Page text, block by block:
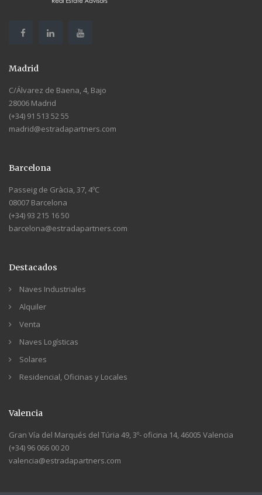
Madrid
C/Álvarez de Baena, 4, Bajo
28006 Madrid
(+34) 91 513 52 55
madrid@estradapartners.com
Barcelona
Passeig de Gràcia, 37, 4ºC
08007 Barcelona
(+34) 93 215 16 50
barcelona@estradapartners.com
Destacados
Naves Industriales
Alquiler
Venta
Naves Logísticas
Solares
Residencial, Oficinas y Locales
Valencia
Gran Vía del Marqués del Túria 49, 3º- oficina 14, 46005 Valencia
(+34) 96 066 00 20
valencia@estradapartners.com